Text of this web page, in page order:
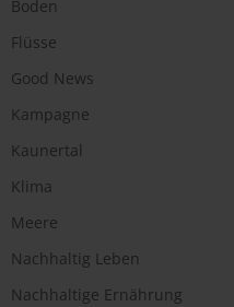
Boden
Flüsse
Good News
Kampagne
Kaunertal
Klima
Meere
Nachhaltig Leben
Nachhaltige Ernährung